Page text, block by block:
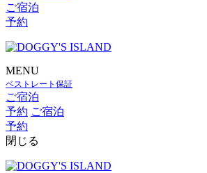
ご宿泊
予約
MENU
ベストレート保証
ご宿泊
予約 ご宿泊
予約
閉じる